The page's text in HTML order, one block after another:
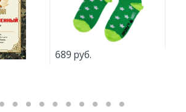
689 руб.